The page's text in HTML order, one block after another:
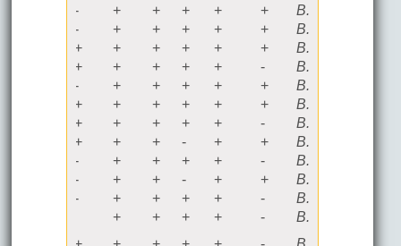
- + + + + +
B. gladiolii
- + + + + +
B. gladiolii
+ + + + + +
B. gladiolii
+ + + + + -
B. gladiolii
- + + + + +
B. gladiolii
+ + + + + +
B. gladiolii
+ + + + + -
B. gladiolii
+ + + - + +
B. plantarii
- + + + + -
B. gladiolii
- + + - + +
B. plantarii
- + + + + -
B. gladiolii
+ + + + -
B. gladiolii